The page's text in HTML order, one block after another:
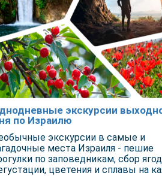
экскурсии
по Израилю
экскурсии в самые и
места Израиля - пешие
по заповедникам, сбор
цветения и сплавы на